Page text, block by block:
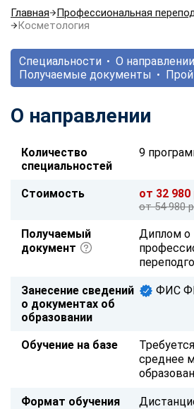
Главная
Профессиональная
Косметология
Специальности
О направлении
Получаемые документы
О направлении
Количество
специальностей
9
Стоимость от 32 980
от 54 980
Получаемый
документ
Диплом о
Занесение сведений
о документах об
образовании
ФИС
Обучение на базе
среднее
Формат обучения